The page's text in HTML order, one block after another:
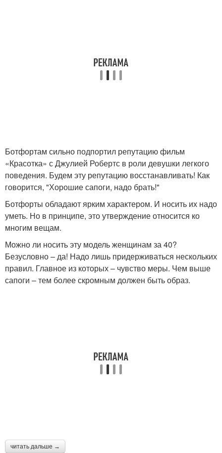
Ботфортам сильно подпортил репутацию фильм
«Красотка» с Джулией Робертс в роли девушки легкого
поведения. Будем эту репутацию восстанавливать! Как
говорится, "Хорошие сапоги, надо брать!"
Ботфорты обладают ярким характером. И носить их надо
уметь. Но в принципе, это утверждение относится ко
многим вещам.
Можно ли носить эту модель женщинам за 40?
Безусловно – да! Надо лишь придерживаться нескольких
правил. Главное из которых – чувство меры. Чем выше
сапоги – тем более скромным должен быть образ.
читать дальше →